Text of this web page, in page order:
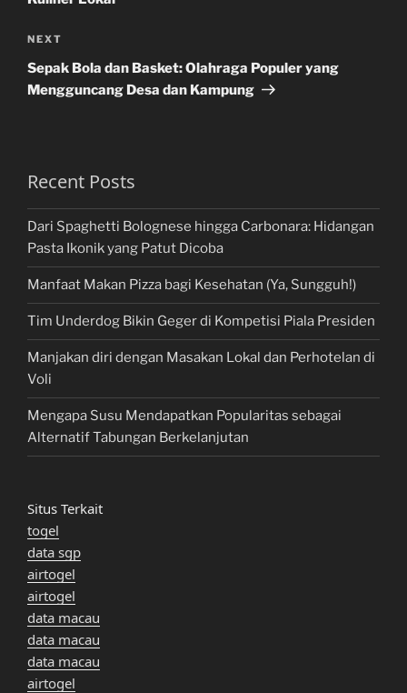
Next
Post
NEXT
Sepak Bola dan Basket: Olahraga Populer yang
Mengguncang Desa dan Kampung
Recent Posts
Dari Spaghetti Bolognese hingga Carbonara: Hidangan
Pasta Ikonik yang Patut Dicoba
Manfaat Makan Pizza bagi Kesehatan (Ya, Sungguh!)
Tim Underdog Bikin Geger di Kompetisi Piala Presiden
Manjakan diri dengan Masakan Lokal dan Perhotelan di
Voli
Mengapa Susu Mendapatkan Popularitas sebagai
Alternatif Tabungan Berkelanjutan
Situs Terkait
togel
data sgp
airtogel
airtogel
data macau
data macau
data macau
airtogel